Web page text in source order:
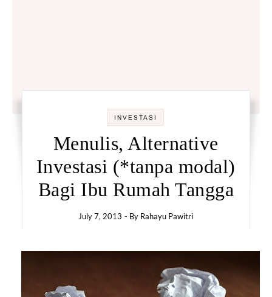
INVESTASI
Menulis, Alternative
Investasi (*tanpa modal)
Bagi Ibu Rumah Tangga
July 7, 2013 - By Rahayu Pawitri